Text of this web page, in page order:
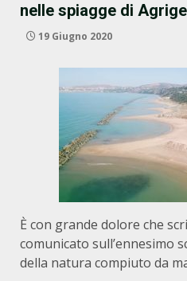
nelle spiagge di
19 Giugno 2020
È con grande dolore che
comunicato sull’ennesimo
della natura compiuto da